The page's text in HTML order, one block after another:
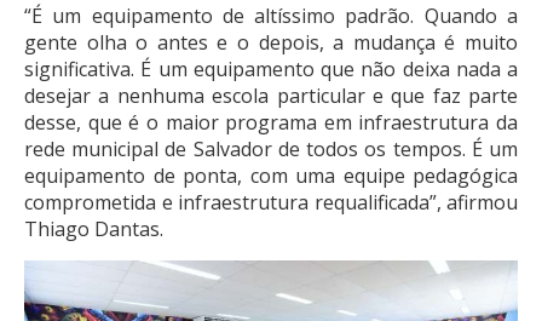
“É um equipamento de altíssimo padrão. Quando a
gente olha o antes e o depois, a mudança é muito
significativa. É um equipamento que não deixa nada a
desejar a nenhuma escola particular e que faz parte
desse, que é o maior programa em infraestrutura da
rede municipal de Salvador de todos os tempos. É um
equipamento de ponta, com uma equipe pedagógica
comprometida e infraestrutura requalificada”, afirmou
Thiago Dantas.